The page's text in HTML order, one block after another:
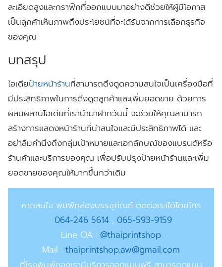
ละเอียดสูงและกราฟิกที่ออกแบบมาอย่างดีช่วยให้ผู้มีโอกาส
เป็นลูกค้าเห็นภาพถึงประโยชน์ที่จะได้รับจากการเลือกธุรกิจ
ของคุณ
บทสรุป
ไอเดียป้ายหน้าร้านที่สามารถดึงดูดความสนใจเป็นเครื่องมือที่
มีประสิทธิภาพในการดึงดูดลูกค้าและเพิ่มยอดขาย ด้วยการ
ผสมผสานไอเดียที่เรานำมาฝากวันนี้ จะช่วยให้คุณสามารถ
สร้างการแสดงหน้าร้านที่น่าสนใจและมีประสิทธิภาพได้ และ
อย่าลืมคำนึงถึงกลุ่มเป้าหมายและเอกลักษณ์ของแบรนด์หรือ
ร้านค้าและบริการของคุณ เพื่อปรับปรุงป้ายหน้าร้านและเพิ่ม
ยอดขายของคุณให้มากขึ้นกว่าเดิม
หากสนใจ พิมพ์กล่องบรรจุภัณฑ์ ติดต่อเราได้โดยโทร
: 064-246 5614 , 065-593-9159
Line OA : @thaiprintshop
Mail : thaiprintshop.aw@gmail.com